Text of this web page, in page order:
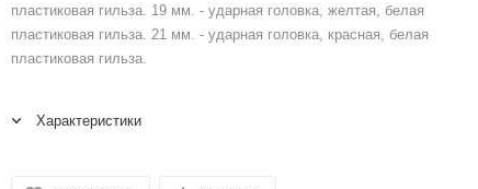
пластиковая гильза. 19 мм. - ударная головка, желтая, белая
пластиковая гильза. 21 мм. - ударная головка, красная, белая
пластиковая гильза.
Характеристики